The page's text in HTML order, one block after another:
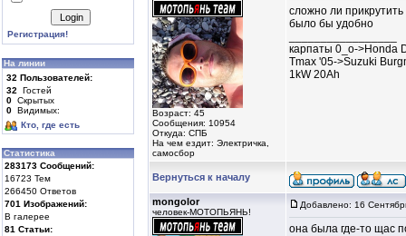
Регистрация!
На линии
32 Пользователей:
32 Гостей
0 Скрытых
0 Видимых:
Кто, где есть
Статистика
283173 Сообщений:
16723 Тем
266450 Ответов
701 Изображений:
В галерее
81 Статьи:
Возраст: 45
Сообщения: 10954
Откуда: СПБ
На чем ездит: Электричка,
самосбор
сложно ли
было бы удобно
карпаты 0_о->Honda
Tmax '05->Suzuki
1kW 20Ah
Вернуться к началу
mongolor
человек-МОТОПЬЯНЬ!
Добавлено: 16
она была где-то щас